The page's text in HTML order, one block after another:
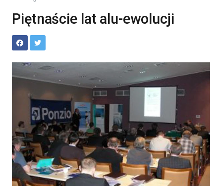
Piętnaście lat alu-ewolucji